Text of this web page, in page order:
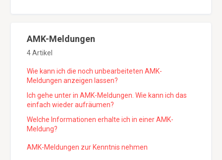
AMK-Meldungen
4 Artikel
Wie kann ich die noch unbearbeiteten AMK-
Meldungen anzeigen lassen?
Ich gehe unter in AMK-Meldungen. Wie kann ich das
einfach wieder aufräumen?
Welche Informationen erhalte ich in einer AMK-
Meldung?
AMK-Meldungen zur Kenntnis nehmen